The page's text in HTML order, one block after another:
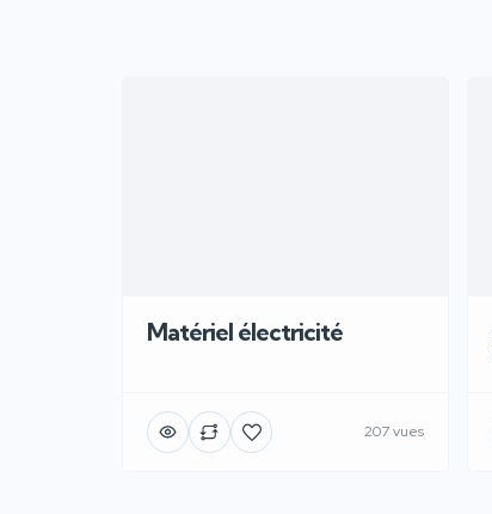
Matériel électricité
207 vues